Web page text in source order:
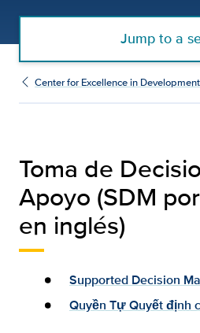
Jump to a
Center for Excellence in
Toma de
Apoyo (SDM
en inglés)
Supported Decision
Quyền Tự Quyết định